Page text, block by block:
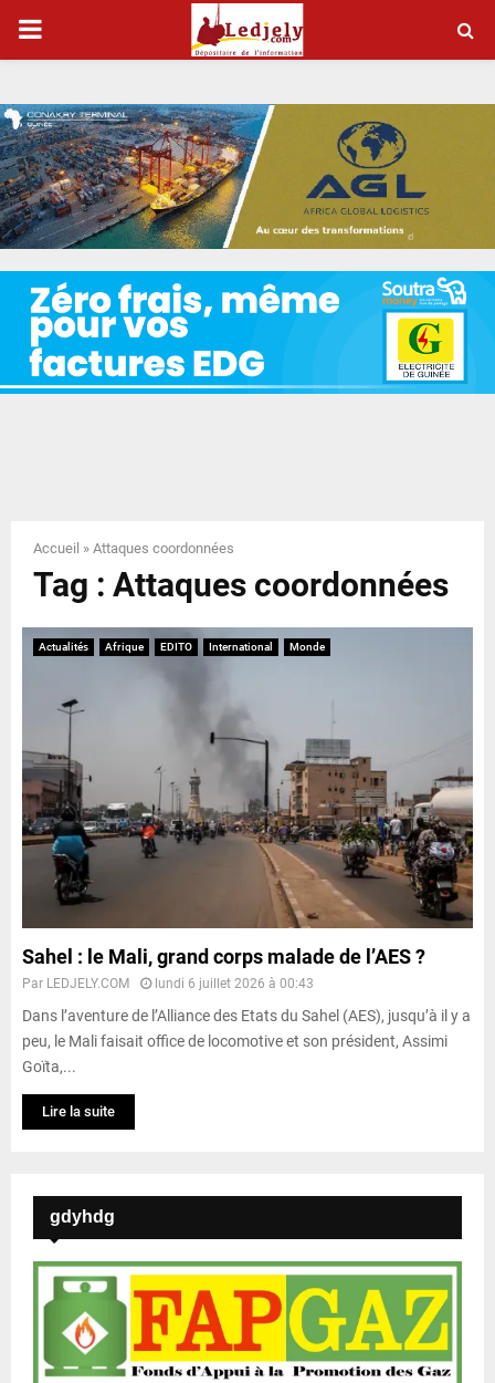
P
I
M
A
Y
N
U
Accueil » Attaques coordonnées
Tag : Attaques coordonnées
Actualités Afrique EDITO International Monde
Sahel : le Mali, grand corps malade de l’AES ?
Par LEDJELY.COM lundi 6 juillet 2026 à 00:43
Dans l’aventure de l’Alliance des Etats du Sahel (AES), jusqu’à il y a
peu, le Mali faisait office de locomotive et son président, Assimi
Goïta,...
Lire la suite
gdyhdg